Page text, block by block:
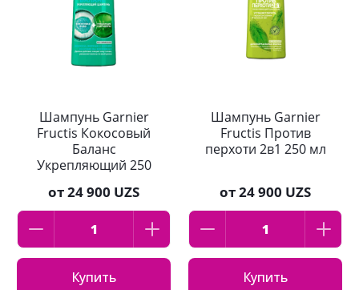
Шампунь Garnier
Fructis Кокосовый
Баланс
Укрепляющий 250
от24 900 UZS
Купить
Шампунь Garnier
Fructis Против
перхоти 2в1 250 мл
от24 900 UZS
Купить